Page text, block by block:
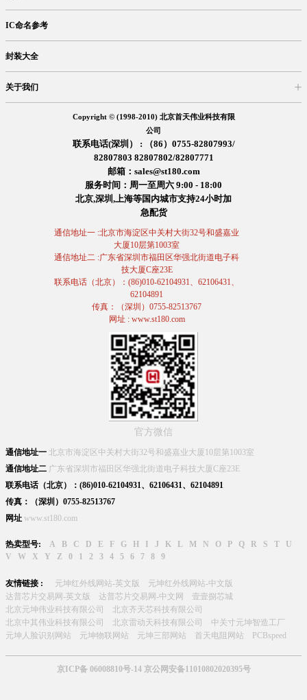
IC命名参考
封装大全
关于我们
Copyright © (1998-2010) 北京首天伟业科技有限
公司
联系电话(深圳） : （86）0755-82807993/
82807803 82807802/82807771
邮箱：sales@st180.com
服务时间：周一至周六 9:00 - 18:00
北京,深圳,上海等国内城市支持24小时加
急配货
通信地址一 :北京市海淀区中关村大街32号和盛嘉业
大厦10层第1003室
通信地址二 :广东省深圳市福田区华强北街道电子科
技大厦C座23E
联系电话（北京）：(86)010-62104931、62106431、
62104891
传真：（深圳）0755-82513767
网址 : www.st180.com
官方微信
通信地址一 北京市海淀区中关村大街32号和盛嘉业大厦10层第1003室
通信地址二 广东省深圳市福田区华强北街道电子科技大厦C座23E
联系电话（北京）：(86)010-62104931、62106431、62104891
传真：（深圳）0755-82513767
网址 www.st180.com
热卖型号: A B C D E F G H J K L M N O P Q R S T
U
V
W X Y Z 0 1 2 3 4 5 6 7 8 9
友情链接 : 元坤红外线网站-英文版
元坤红外线网站-中文版
达普芯片交易网-英文版
达普芯片交易网-中文网
壹壹捌芯城
北京元坤伟业科技有限公司
北京齐天芯科技有限公司
北京中其伟业科技有限公司
北京雷动天科技有限公司
中关寸元坤智造工厂
元坤人脸识别网站
元坤物联网站 元坤三部网站 首天电阻网站 PCBspeed
京ICP备 06008810号-14 京公网安备11010802020395号